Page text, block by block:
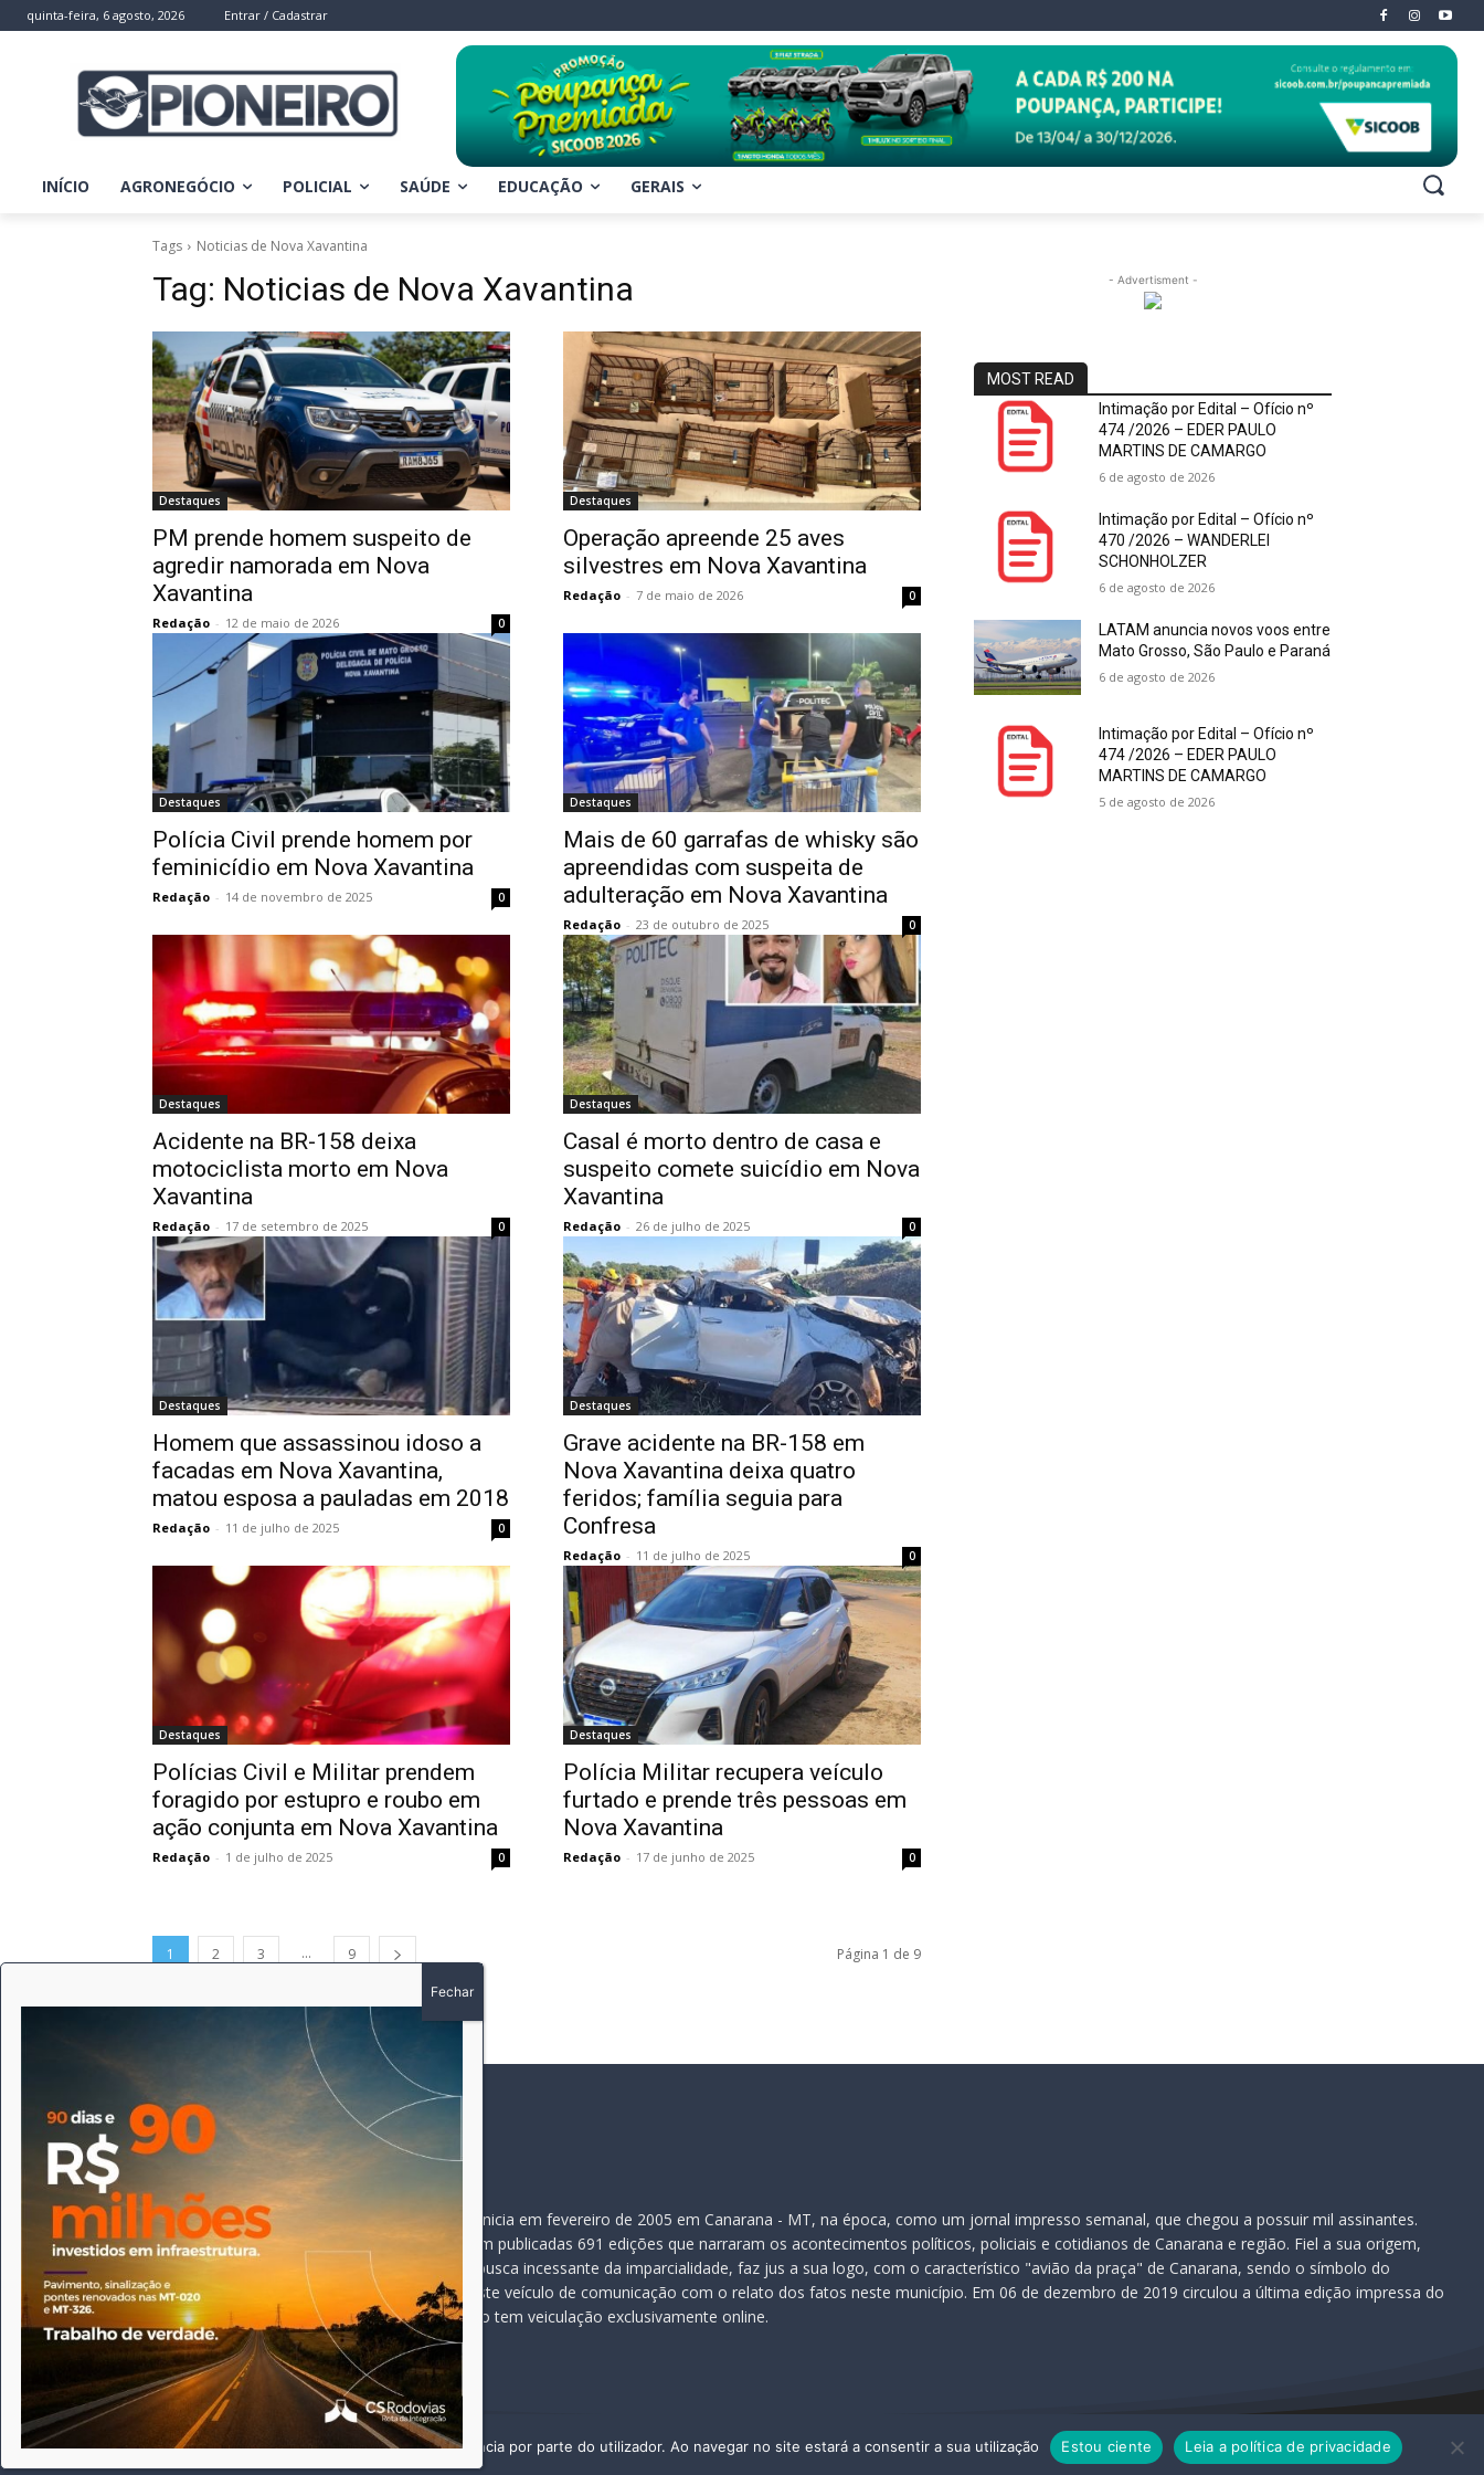
quinta-feira, 6 agosto, 2026 Entrar / Cadastrar
INÍCIO AGRONEGÓCIO POLICIAL SAÚDE EDUCAÇÃO GERAIS
Tags Noticias de Nova Xavantina
Tag: Noticias de Nova Xavantina
Destaques
PM prende homem suspeito de
agredir namorada em Nova
Xavantina
Redação - 12 de maio de 2026 0
Destaques
Operação apreende 25 aves
silvestres em Nova Xavantina
Redação - 7 de maio de 2026 0
Destaques
Polícia Civil prende homem por
feminicídio em Nova Xavantina
Redação - 14 de novembro de 2025 0
Destaques
Mais de 60 garrafas de whisky são
apreendidas com suspeita de
adulteração em Nova Xavantina
Redação - 23 de outubro de 2025 0
Destaques
Acidente na BR-158 deixa
motociclista morto em Nova
Xavantina
Redação - 17 de setembro de 2025 0
Destaques
Casal é morto dentro de casa e
suspeito comete suicídio em Nova
Xavantina
Redação - 26 de julho de 2025 0
Destaques
Homem que assassinou idoso a
facadas em Nova Xavantina,
matou esposa a pauladas em 2018
Redação - 11 de julho de 2025 0
Destaques
Grave acidente na BR-158 em
Nova Xavantina deixa quatro
feridos; família seguia para
Confresa
Redação - 11 de julho de 2025 0
Destaques
Polícias Civil e Militar prendem
foragido por estupro e roubo em
ação conjunta em Nova Xavantina
Redação - 1 de julho de 2025 0
Destaques
Polícia Militar recupera veículo
furtado e prende três pessoas em
Nova Xavantina
Redação - 17 de junho de 2025 0
1 2 3 ... 9 Página 1 de 9
- Advertisment -
MOST READ
Intimação por Edital – Ofício nº
474 /2026 – EDER PAULO
MARTINS DE CAMARGO
6 de agosto de 2026
Intimação por Edital – Ofício nº
470 /2026 – WANDERLEI
SCHONHOLZER
6 de agosto de 2026
LATAM anuncia novos voos entre
Mato Grosso, São Paulo e Paraná
6 de agosto de 2026
Intimação por Edital – Ofício nº
474 /2026 – EDER PAULO
MARTINS DE CAMARGO
5 de agosto de 2026
SIGA-NOS
Expediente
opioneiroj@gmail.com
SOBRE
A história do Pioneiro inicia em fevereiro de 2005 em Canarana - MT, na época, como um jornal impresso semanal, que chegou a possuir mil assinantes.
Durante 15 anos, foram publicadas 691 edições que narraram os acontecimentos políticos, policiais e cotidianos de Canarana e região. Fiel a sua origem,
pautado sempre pela busca incessante da imparcialidade, faz jus a sua logo, com o característico "avião da praça" de Canarana, sendo o símbolo do
comprometimento deste veículo de comunicação com o relato dos fatos neste município. Em 06 de dezembro de 2019 circulou a última edição impressa do
jornal, que desde então tem veiculação exclusivamente online.
Desenvolvido por Flint Digital©. O Pioneiro© - 2026, Todos os Direitos Reservados. Este material não pode ser publicado, reescrito ou redistribuído sem autorização.
Este site utiliza cookies para permitir uma melhor experiência por parte do utilizador. Ao navegar no site estará a consentir a sua utilização Estou ciente Leia a política de privacidade